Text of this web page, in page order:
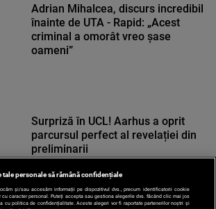
Adrian Mihalcea, discurs incredibil
înainte de UTA - Rapid: „Acest
criminal a omorât vreo șase
oameni”
Surpriză în UCL! Aarhus a oprit
parcursul perfect al revelației din
preliminarii
tale personale să rămână confidențiale
și/sau accesăm informații pe dispozitivul dvs., precum identificatorii cookie
cu caracter personal. Puteți accepta sau gestiona alegerile dvs. făcând clic mai jos
cu politica de confidențialitate. Aceste alegeri vor fi raportate partenerilor noștri și